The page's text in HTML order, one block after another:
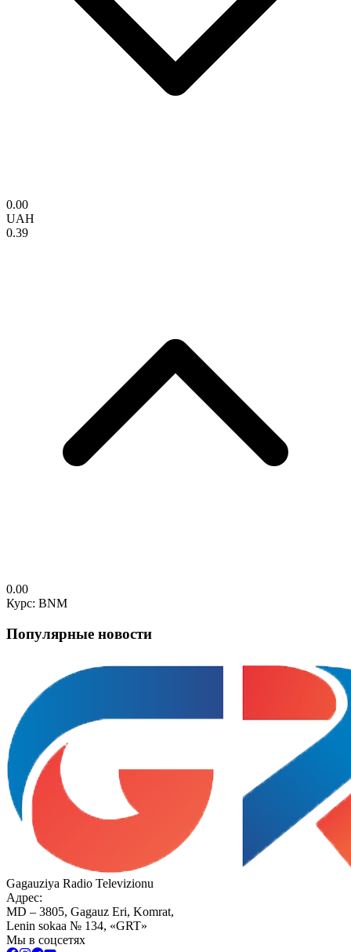
0.00
UAH
0.39
0.00
Курс: BNM
Популярные новости
Gagauziya Radio Televizionu
Адрес:
MD – 3805, Gagauz Eri, Komrat,
Lenin sokaa № 134, «GRT»
Мы в соцсетях